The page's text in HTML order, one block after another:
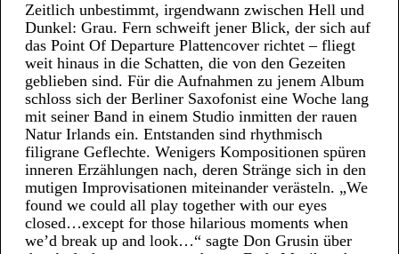
Zeitlich unbestimmt, irgendwann zwischen Hell und
Dunkel: Grau. Fern schweift jener Blick, der sich auf
das Point Of Departure Plattencover richtet – fliegt
weit hinaus in die Schatten, die von den Gezeiten
geblieben sind. Für die Aufnahmen zu jenem Album
schloss sich der Berliner Saxofonist eine Woche lang
mit seiner Band in einem Studio inmitten der rauen
Natur Irlands ein. Entstanden sind rhythmisch
filigrane Geflechte. Wenigers Kompositionen spüren
inneren Erzählungen nach, deren Stränge sich in den
mutigen Improvisationen miteinander verästeln. „We
found we could all play together with our eyes
closed…except for those hilarious moments when
we’d break up and look…“ sagte Don Grusin über